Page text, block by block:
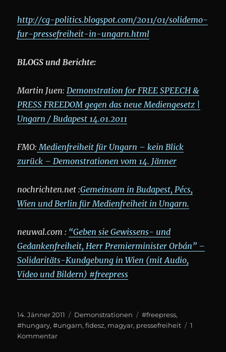
http://cg-politics.blogspot.com/2011/01/solidemo-
fur-pressefreiheit-in-ungarn.html
BLOGS und Berichte:
Martin Juen:Demonstration for FREE SPEECH &
PRESS FREEDOM gegen das neue Mediengesetz |
Ungarn / Budapest 14.01.2011
FMO: Medienfreiheit für Ungarn – kein Blick
zurück – Demonstrationen vom 14. Jänner
nochrichten.net :Gemeinsam in Budapest, Pécs,
Wien und Berlin für Medienfreiheit in Ungarn.
neuwal.com : “Geben sie Gewissens- und
Gedankenfreiheit, Herr Premierminister Orbán” –
Solidaritäts-Kundgebung in Wien (mit Audio,
Video und Bildern) #freepress
Posted
on
14. Jänner 2011 Categories
Demonstrationen Tags
#freepress,
#hungary,#ungarn,fidesz, magyar, pressefreiheit
1
Kommentarzu